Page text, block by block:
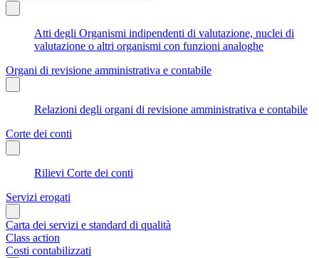
Atti degli Organismi indipendenti di valutazione, nuclei di
valutazione o altri organismi con funzioni analoghe
Organi di revisione amministrativa e contabile
Relazioni degli organi di revisione amministrativa e contabile
Corte dei conti
Rilievi Corte dei conti
Servizi erogati
Carta dei servizi e standard di qualità
Class action
Costi contabilizzati